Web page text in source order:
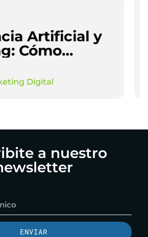
de
textos
Artificial
Digital
a nuestro
ENVIAR